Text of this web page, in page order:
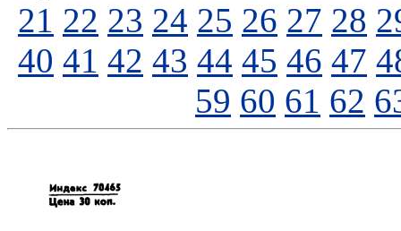
21 22 23 24 25 26 27 28
40 41 42 43 44 45 46 47
59 60 61 62